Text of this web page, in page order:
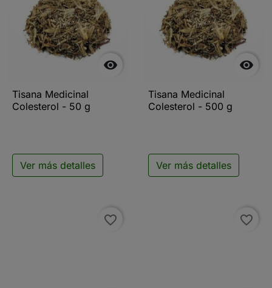

Tisana Medicinal
Colesterol - 50 g
Ver más detalles

Tisana Medicinal
Colesterol - 500 g
Ver más detalles
favorite_border favorite_border